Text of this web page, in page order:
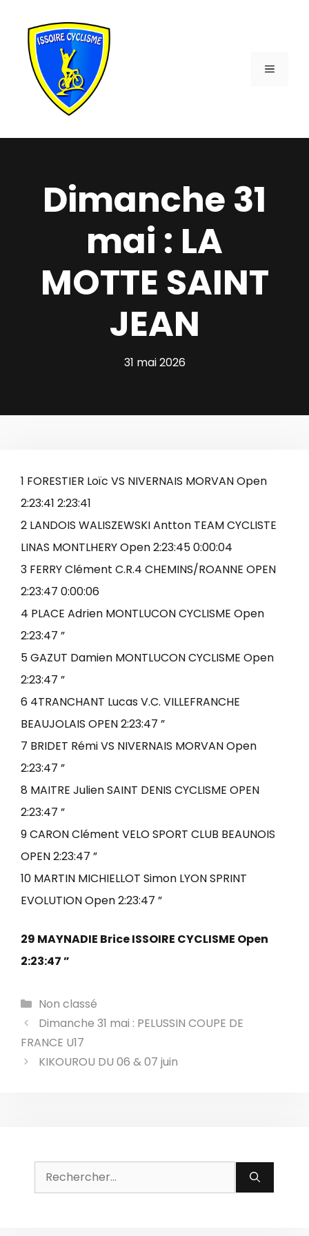
contenu
MENU
Dimanche 31
mai : LA
MOTTE SAINT
JEAN
31 mai 2026
1 FORESTIER Loïc VS NIVERNAIS MORVAN Open
2:23:41 2:23:41
2 LANDOIS WALISZEWSKI Antton TEAM CYCLISTE
LINAS MONTLHERY Open 2:23:45 0:00:04
3 FERRY Clément C.R.4 CHEMINS/ROANNE OPEN
2:23:47 0:00:06
4 PLACE Adrien MONTLUCON CYCLISME Open
2:23:47 ”
5 GAZUT Damien MONTLUCON CYCLISME Open
2:23:47 ”
6 4TRANCHANT Lucas V.C. VILLEFRANCHE
BEAUJOLAIS OPEN 2:23:47 ”
7 BRIDET Rémi VS NIVERNAIS MORVAN Open
2:23:47 ”
8 MAITRE Julien SAINT DENIS CYCLISME OPEN
2:23:47 ”
9 CARON Clément VELO SPORT CLUB BEAUNOIS
OPEN 2:23:47 ”
10 MARTIN MICHIELLOT Simon LYON SPRINT
EVOLUTION Open 2:23:47 ”
29 MAYNADIE Brice ISSOIRE CYCLISME Open
2:23:47 ”
Catégories
Non classé
Dimanche 31 mai : PELUSSIN COUPE DE
FRANCE U17
KIKOUROU DU 06 & 07 juin
Rechercher :